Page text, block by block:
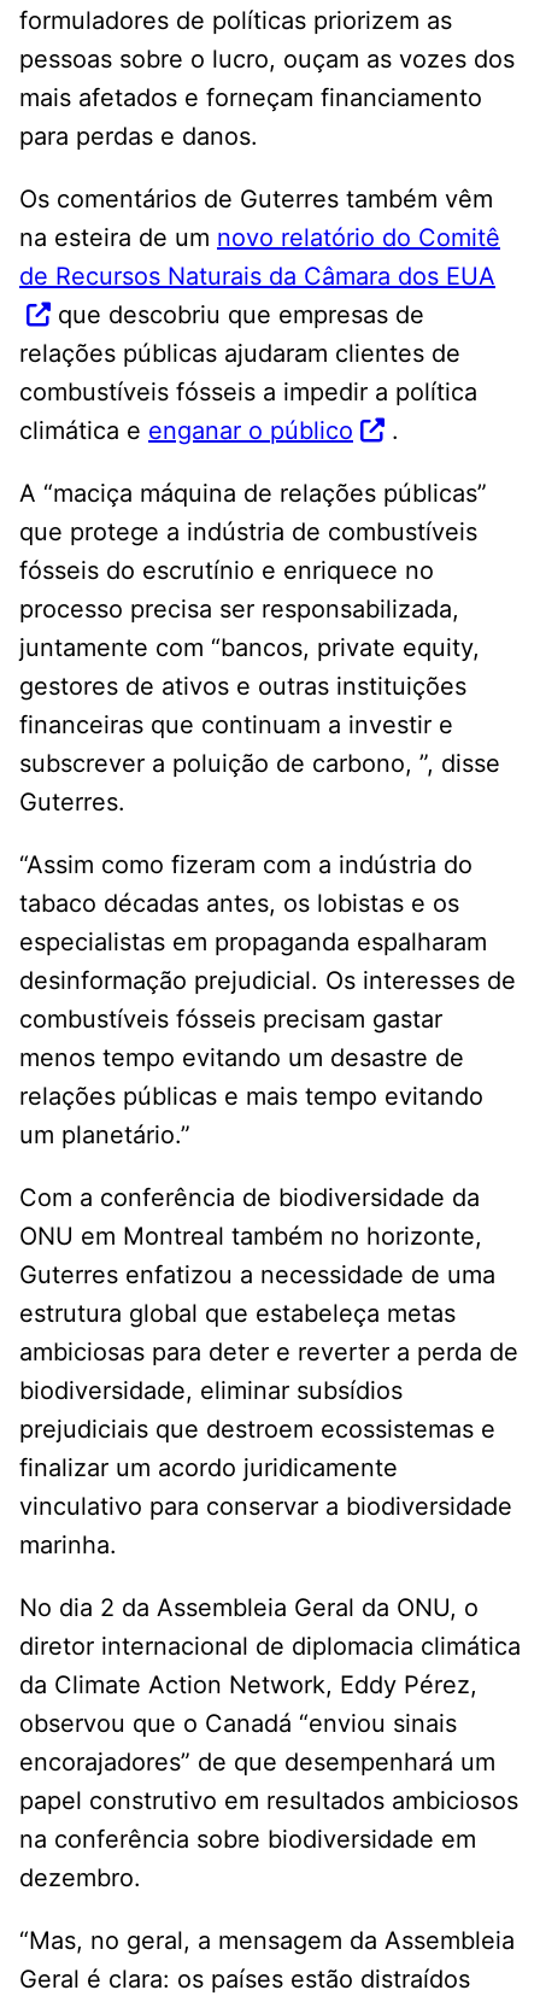
formuladores de políticas priorizem as
pessoas sobre o lucro, ouçam as vozes dos
mais afetados e forneçam financiamento
para perdas e danos.
Os comentários de Guterres também vêm
na esteira de um novo relatório do Comitê
de Recursos Naturais da Câmara dos EUA
que descobriu que empresas de
relações públicas ajudaram clientes de
combustíveis fósseis a impedir a política
climática e enganar o público .
A “maciça máquina de relações públicas”
que protege a indústria de combustíveis
fósseis do escrutínio e enriquece no
processo precisa ser responsabilizada,
juntamente com “bancos, private equity,
gestores de ativos e outras instituições
financeiras que continuam a investir e
subscrever a poluição de carbono, ”, disse
Guterres.
“Assim como fizeram com a indústria do
tabaco décadas antes, os lobistas e os
especialistas em propaganda espalharam
desinformação prejudicial. Os interesses de
combustíveis fósseis precisam gastar
menos tempo evitando um desastre de
relações públicas e mais tempo evitando
um planetário.”
Com a conferência de biodiversidade da
ONU em Montreal também no horizonte,
Guterres enfatizou a necessidade de uma
estrutura global que estabeleça metas
ambiciosas para deter e reverter a perda de
biodiversidade, eliminar subsídios
prejudiciais que destroem ecossistemas e
finalizar um acordo juridicamente
vinculativo para conservar a biodiversidade
marinha.
No dia 2 da Assembleia Geral da ONU, o
diretor internacional de diplomacia climática
da Climate Action Network, Eddy Pérez,
observou que o Canadá “enviou sinais
encorajadores” de que desempenhará um
papel construtivo em resultados ambiciosos
na conferência sobre biodiversidade em
dezembro.
“Mas, no geral, a mensagem da Assembleia
Geral é clara: os países estão distraídos